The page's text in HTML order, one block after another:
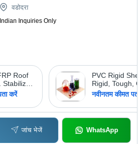
वडोदरा
Indian Inquiries Only
Roof
करें
PVC Rigid
Rigid, Tough,
Chemical
Tanks,
Laboratories
नवीनतम कीमत
जांच भेजें WhatsApp